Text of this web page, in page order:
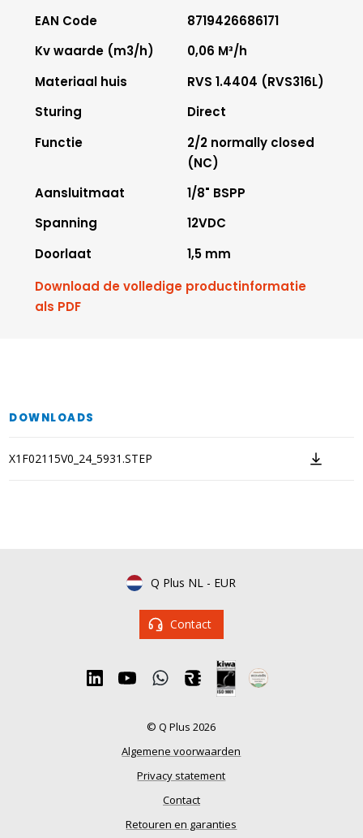
EAN Code
8719426686171
Kv waarde (m3/h)
0,06 M³/h
Materiaal huis
RVS 1.4404 (RVS316L)
Sturing
Direct
Functie
2/2 normally closed
(NC)
Aansluitmaat
1/8" BSPP
Spanning
12VDC
Doorlaat
1,5 mm
Download de volledige productinformatie
als PDF
DOWNLOADS
X1F02115V0_24_5931.STEP
Q Plus NL - EUR
Contact
© Q Plus 2026
Algemene voorwaarden
Privacy statement
Contact
Retouren en garanties